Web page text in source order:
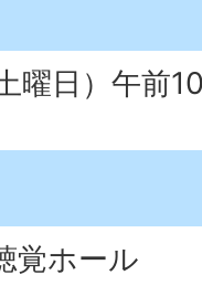
曜日）午前
覚ホール